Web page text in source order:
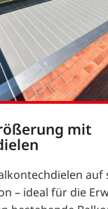
mit
auf
– ideal für die